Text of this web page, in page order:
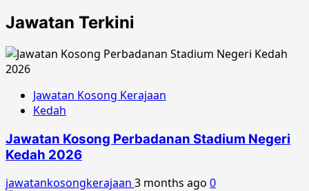
Jawatan Terkini
Jawatan Kosong Kerajaan
Kedah
Jawatan Kosong Perbadanan Stadium Negeri
Kedah 2026
jawatankosongkerajaan 3 months ago 0